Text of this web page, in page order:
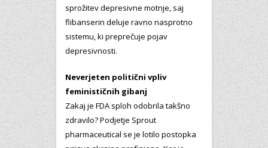
sprožitev depresivne motnje, saj
flibanserin deluje ravno nasprotno
sistemu, ki preprečuje pojav
depresivnosti.
Neverjeten politični vpliv
feminističnih gibanj
Zakaj je FDA sploh odobrila takšno
zdravilo? Podjetje Sprout
pharmaceutical se je lotilo postopka